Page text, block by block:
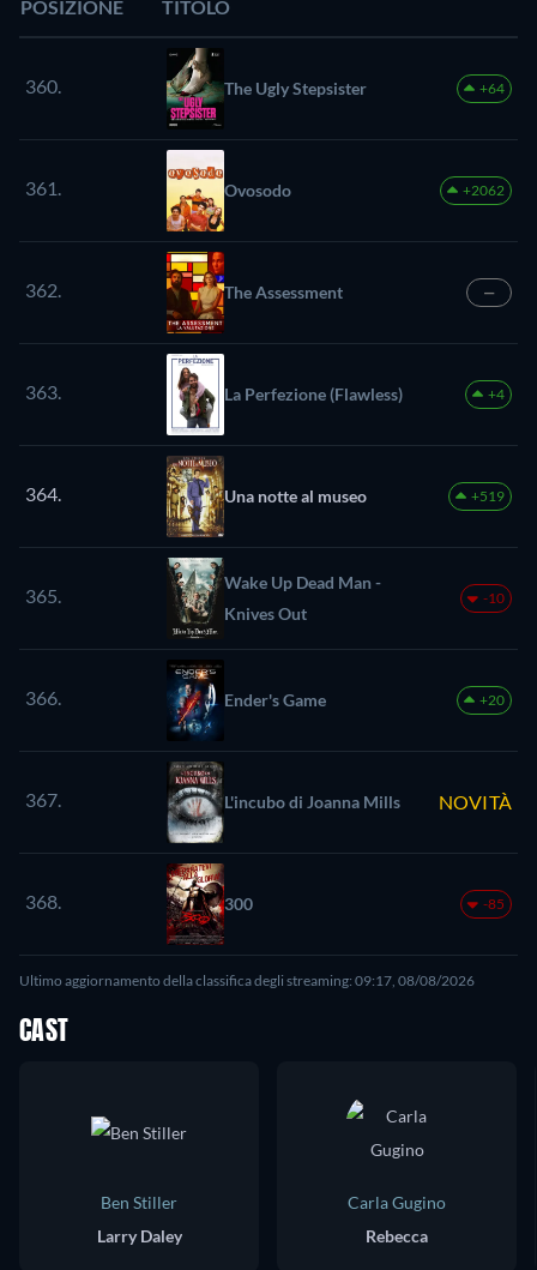
POSIZIONE TITOLO
360. The Ugly Stepsister +64
361. Ovosodo +2062
362. The Assessment —
363. La Perfezione (Flawless) +4
364. Una notte al museo +519
365.
Wake Up Dead Man -
Knives Out
-10
366. Ender's Game +20
367. L'incubo di Joanna Mills NOVITÀ
368. 300 -85
Ultimo aggiornamento della classifica degli streaming: 09:17, 08/08/2026
CAST
Ben Stiller
Larry Daley
Carla Gugino
Rebecca